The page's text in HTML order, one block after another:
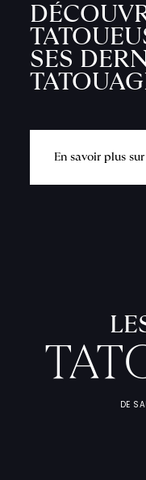
SES
En savoir plus sur
DE